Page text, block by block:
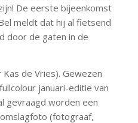
De eerste bijeenkomst
meldt dat hij al fietsend
door de gaten in de
de Vries). Gewezen
januari-editie van
gevraagd worden een
(fotograaf,